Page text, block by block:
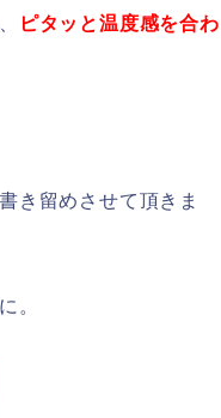
ピタッと温度感を合わ
き留めさせて頂きま
。